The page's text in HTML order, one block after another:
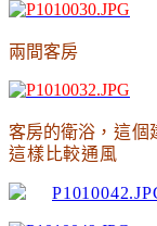
兩間客房
客房的衛浴 ，這
這樣比較通風